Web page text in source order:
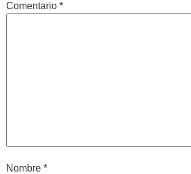
Comentario *
Nombre *